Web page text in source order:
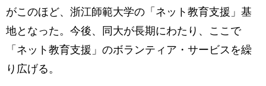
観光 評論 写真
中日対訳
がこのほど、浙江師範大学の「ネット教育支援」基
地となった。今後、同大が長期にわたり、ここで
「ネット教育支援」のボランティア・サービスを繰
り広げる。